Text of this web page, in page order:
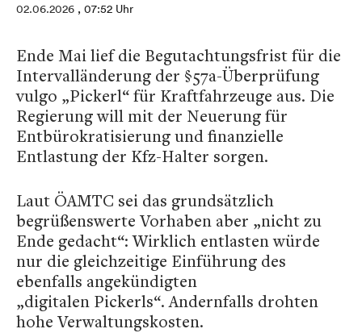
02.06.2026 , 07:52 Uhr
Ende Mai lief die Begutachtungsfrist für die
Intervalländerung der §57a-Überprüfung
vulgo „Pickerl“ für Kraftfahrzeuge aus. Die
Regierung will mit der Neuerung für
Entbürokratisierung und finanzielle
Entlastung der Kfz-Halter sorgen.
Laut ÖAMTC sei das grundsätzlich
begrüßenswerte Vorhaben aber „nicht zu
Ende gedacht“: Wirklich entlasten würde
nur die gleichzeitige Einführung des
ebenfalls angekündigten
„digitalen Pickerls“. Andernfalls drohten
hohe Verwaltungskosten.